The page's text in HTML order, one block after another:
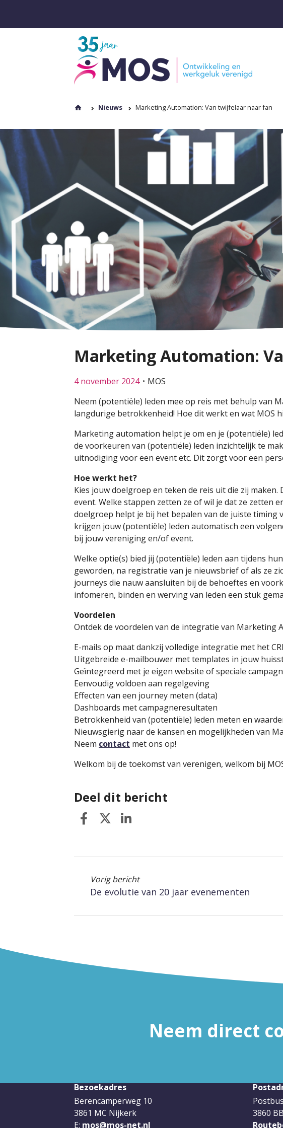
Nieuws Marketing Automation: Van twijfelaar naar fan
Marketing Automation:
4 november 2024
MOS
Neem (potentiële) leden mee op reis met behulp van
langdurige betrokkenheid! Hoe dit werkt en wat MOS
Marketing automation helpt je om en je (potentiële)
de voorkeuren van (potentiële) leden inzichtelijk te
uitnodiging voor een event etc. Dit zorgt voor een
Hoe werkt het?
Kies jouw doelgroep en teken de reis uit die zij
event. Welke stappen zetten ze of wil je dat ze zetten
doelgroep helpt je bij het bepalen van de juiste
krijgen jouw (potentiële) leden automatisch een
bij jouw vereniging en/of event.
Welke optie(s) bied jij (potentiële) leden aan tijdens
geworden, na registratie van je nieuwsbrief of als ze
journeys die nauw aansluiten bij de behoeftes en
infomeren, binden en werving van leden een stuk
Voordelen
Ontdek de voordelen van de integratie van Marketing
E-mails op maat dankzij volledige integratie met het
Uitgebreide e-mailbouwer met templates in jouw
Geïntegreerd met je eigen website of speciale
Eenvoudig voldoen aan regelgeving
Effecten van een journey meten (data)
Dashboards met campagneresultaten
Betrokkenheid van (potentiële) leden meten en
Nieuwsgierig naar de kansen en mogelijkheden van
Neem contact met ons op!
Welkom bij de toekomst van verenigen, welkom bij
Deel dit bericht
Vorig bericht
De evolutie van 20 jaar evenementen
Neem direct
Bezoekadres
Berencamperweg 10
3861 MC Nijkerk
E: mos@mos-net.nl
3860